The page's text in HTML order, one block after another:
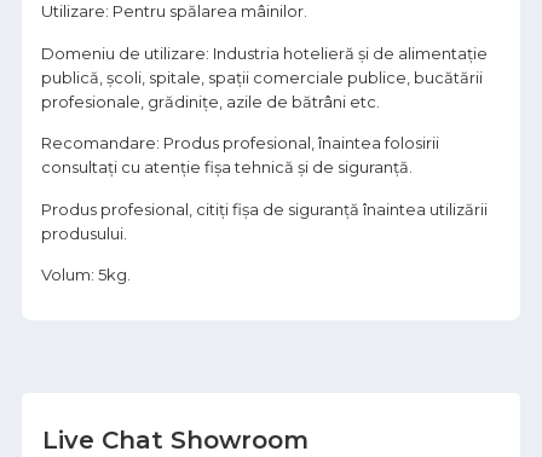
Live Chat Showroom
Utilizare: Pentru spălarea mâinilor.
Domeniu de utilizare: Industria hotelieră și de alimentație
publică, școli, spitale, spații comerciale publice, bucătării
profesionale, grădiniţe, azile de bătrâni etc.
Recomandare: Produs profesional, înaintea folosirii
consultați cu atenție fișa tehnică și de siguranță.
Produs profesional, citiţi fişa de siguranţă înaintea utilizării
produsului.
Volum: 5kg.